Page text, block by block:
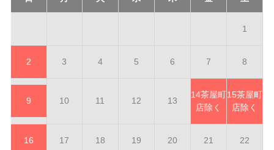
1
2 3 4 5 6 7 8
9 10 11 12 13
14茶屋町
店除く
15茶屋町
店除く
16 17 18 19 20 21 22